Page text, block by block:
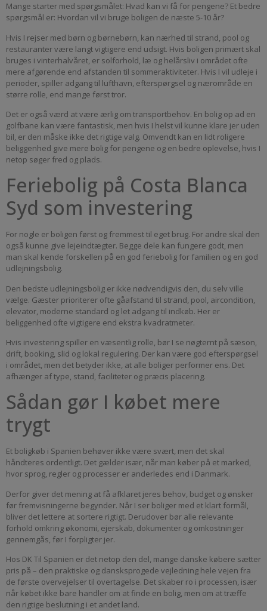
Mange starter med spørgsmålet: Hvad kan vi få for pengene? Et bedre
spørgsmål er: Hvordan vil vi bruge boligen de næste 5-10 år?
Hvis I rejser med børn og børnebørn, kan nærhed til strand, pool og
restauranter være langt vigtigere end udsigt. Hvis boligen primært skal
bruges i vinterhalvåret, er solforhold, læ og helårsliv i området ofte
mere afgørende end afstanden til sommeraktiviteter. Hvis I vil udleje i
perioder, spiller adgang til lufthavn, efterspørgsel og nærområde en
større rolle, end mange først tror.
Det er også værd at være ærlig om transportbehov. En bolig op ad en
golfbane kan være fantastisk, men hvis I helst vil kunne klare jer uden
bil, er den måske ikke det rigtige valg. Omvendt kan en lidt roligere
beliggenhed give mere bolig for pengene og en bedre oplevelse, hvis I
netop søger fred og plads.
Feriebolig på Costa Blanca
Syd som investering
For nogle er boligen først og fremmest til eget brug. For andre skal den
også kunne give lejeindtægter. Begge dele kan fungere godt, men
man skal kende forskellen på en god feriebolig for familien og en god
udlejningsbolig.
Den bedste udlejningsbolig er ikke nødvendigvis den, du selv ville
vælge. Gæster prioriterer ofte gåafstand til strand, pool, aircondition,
elevator, moderne standard og let adgang til indkøb. Her er
beliggenhed ofte vigtigere end ekstra kvadratmeter.
Hvis investering spiller en væsentlig rolle, bør I se nøgternt på sæson,
drift, booking, slid og lokal regulering. Der kan være god efterspørgsel
i området, men det betyder ikke, at alle boliger performer ens. Det
afhænger af type, stand, faciliteter og præcis placering.
Sådan gør I købet mere
trygt
Et boligkøb i Spanien behøver ikke være svært, men det skal
håndteres ordentligt. Det gælder især, når man køber på et marked,
hvor sprog, regler og processer er anderledes end i Danmark.
Derfor giver det mening at få afklaret jeres behov, budget og ønsker
før fremvisningerne begynder. Når I ser boliger med et klart formål,
bliver det lettere at sortere rigtigt. Derudover bør alle relevante
forhold omkring økonomi, ejerskab, dokumenter og omkostninger
gennemgås, før I forpligter jer.
Hos DK Til Spanien er det netop den del, mange danske købere sætter
pris på – den praktiske og dansksprogede vejledning hele vejen fra
de første overvejelser til overtagelse. Det skaber ro i processen, især
når købet ikke bare handler om at finde en bolig, men om at træffe
den rigtige beslutning i et andet land.